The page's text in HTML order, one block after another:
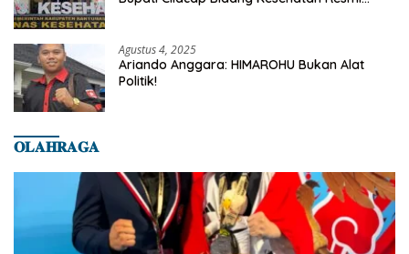
Agustus 4, 2025
Ariando Anggara: HIMAROHU Bukan Alat
Politik!
𝐎𝐋𝐀𝐇𝐑𝐀𝐆𝐀